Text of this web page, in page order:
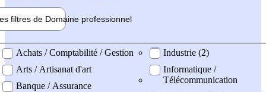
filtres de Domaine professionnel
professionel
Achats / Comptabilité / Gestion
Arts / Artisanat d'art
Banque / Assurance
Industrie (2)
Informatique /
Télécommunication